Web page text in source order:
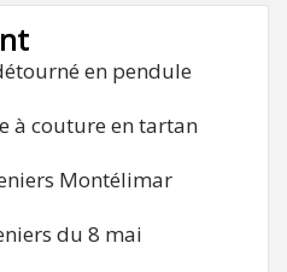
en pendule
à couture en tartan
Montélimar
du 8 mai